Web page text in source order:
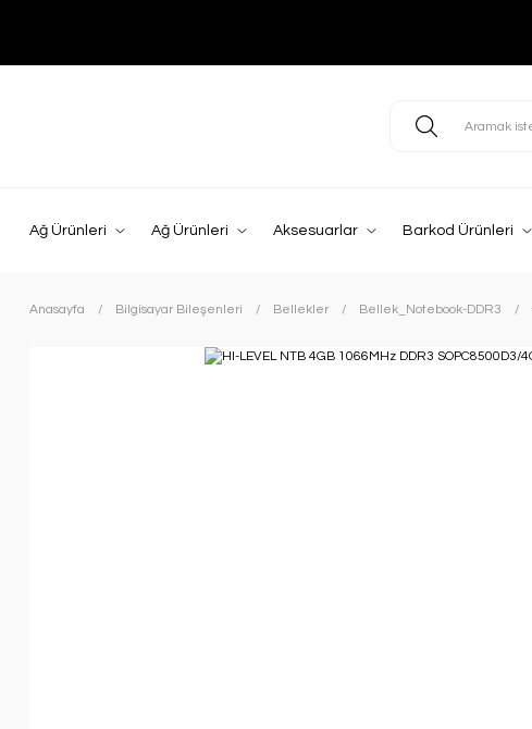
Ağ Ürünleri Ağ Ürünleri Aksesuarlar Barkod Ürünleri
Anasayfa Bilgisayar Bileşenleri Bellekler Bellek_Notebook-DDR3